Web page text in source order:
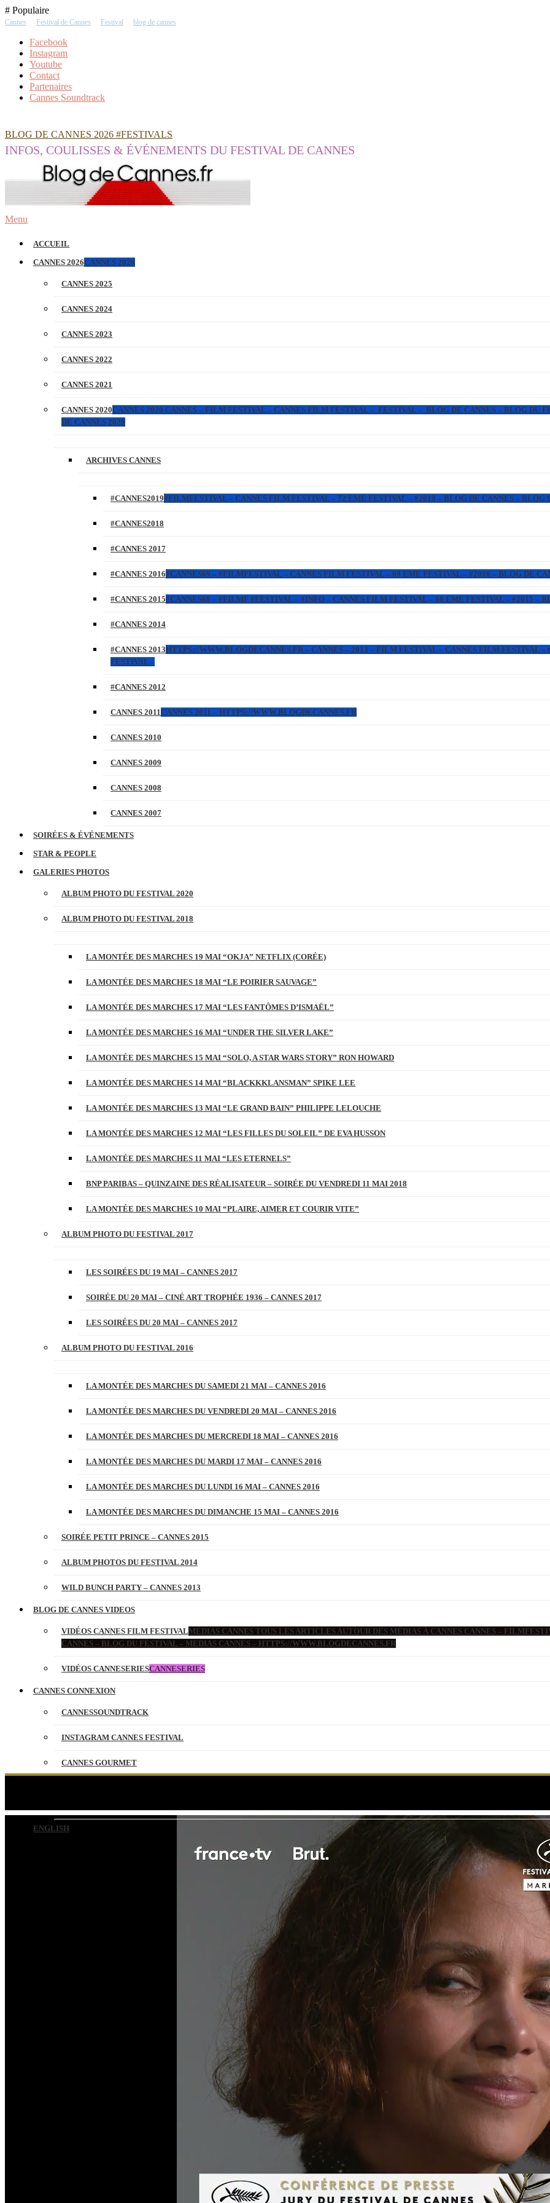
Skip
To
# Populaire
Cannes Festival de Cannes Festival blog de cannes
Facebook
Instagram
Youtube
Contact
Partenaires
Cannes Soundtrack
BLOG DE CANNES 2026 #FESTIVALS
INFOS, COULISSES & ÉVÉNEMENTS DU FESTIVAL DE CANNES
Menu
ACCUEIL
CANNES 2026CANNES 2026
CANNES 2025
CANNES 2024
CANNES 2023
CANNES 2022
CANNES 2021
CANNES 2020CANNES 2020 CANNES – FILM FESTIVAL – CANNES FILM FESTIVAL – FESTIVAL – BLOG DE CANNES – BLOG DU
DE CANNES 2020
ARCHIVES CANNES
#CANNES2019#FILMFESTIVAL – CANNES FILM FESTIVAL – 72 EME FESTIVAL – #2019 – BLOG DE CANNES – BLOG
#CANNES2018
#CANNES 2017
#CANNES 2016#CANNES69 – #FILMFESTIVAL – CANNES FILM FESTIVAL – 69 EME FESTIVAL – #2016 – BLOG DE
#CANNES 2015#CANNES68 – #FILMF #FESTIVAL – #INFO – CANNES FILM FESTIVAL – 68 EME FESTIVAL – #2015 –
#CANNES 2014
#CANNES 2013HTTPS://WWW.BLOGDECANNES.FR – CANNES – 2013 – FILM FESTIVAL – CANNES FILM FESTIVAL
FESTIVAL –
#CANNES 2012
CANNES 2011CANNES 2011 – HTTPS://WWW.BLOGDECANNES.FR
CANNES 2010
CANNES 2009
CANNES 2008
CANNES 2007
SOIRÉES & ÉVÉNEMENTS
STAR & PEOPLE
GALERIES PHOTOS
ALBUM PHOTO DU FESTIVAL 2020
ALBUM PHOTO DU FESTIVAL 2018
LA MONTÉE DES MARCHES 19 MAI “OKJA” NETFLIX (CORÉE)
LA MONTÉE DES MARCHES 18 MAI “LE POIRIER SAUVAGE”
LA MONTÉE DES MARCHES 17 MAI “LES FANTÔMES D’ISMAËL”
LA MONTÉE DES MARCHES 16 MAI “UNDER THE SILVER LAKE”
LA MONTÉE DES MARCHES 15 MAI “SOLO, A STAR WARS STORY” RON HOWARD
LA MONTÉE DES MARCHES 14 MAI “BLACKKKLANSMAN” SPIKE LEE
LA MONTÉE DES MARCHES 13 MAI “LE GRAND BAIN” PHILIPPE LELOUCHE
LA MONTÉE DES MARCHES 12 MAI “LES FILLES DU SOLEIL” DE EVA HUSSON
LA MONTÉE DES MARCHES 11 MAI “LES ETERNELS”
BNP PARIBAS – QUINZAINE DES RÉALISATEUR – SOIRÉE DU VENDREDI 11 MAI 2018
LA MONTÉE DES MARCHES 10 MAI “PLAIRE, AIMER ET COURIR VITE”
ALBUM PHOTO DU FESTIVAL 2017
LES SOIRÉES DU 19 MAI – CANNES 2017
SOIRÉE DU 20 MAI – CINÉ ART TROPHÉE 1936 – CANNES 2017
LES SOIRÉES DU 20 MAI – CANNES 2017
ALBUM PHOTO DU FESTIVAL 2016
LA MONTÉE DES MARCHES DU SAMEDI 21 MAI – CANNES 2016
LA MONTÉE DES MARCHES DU VENDREDI 20 MAI – CANNES 2016
LA MONTÉE DES MARCHES DU MERCREDI 18 MAI – CANNES 2016
LA MONTÉE DES MARCHES DU MARDI 17 MAI – CANNES 2016
LA MONTÉE DES MARCHES DU LUNDI 16 MAI – CANNES 2016
LA MONTÉE DES MARCHES DU DIMANCHE 15 MAI – CANNES 2016
SOIRÉE PETIT PRINCE – CANNES 2015
ALBUM PHOTOS DU FESTIVAL 2014
WILD BUNCH PARTY – CANNES 2013
BLOG DE CANNES VIDEOS
VIDÉOS CANNES FILM FESTIVALMÉDIAS CANNES TOUS LES ARTICLES AUTOUR DES MÉDIAS À CANNES CANNES –
CANNES – BLOG DU FESTIVAL – MEDIAS CANNES – HTTPS://WWW.BLOGDECANNES.FR
VIDÉOS CANNESERIESCANNESERIES
CANNES CONNEXION
CANNESSOUNDTRACK
INSTAGRAM CANNES FESTIVAL
CANNES GOURMET
ENGLISH